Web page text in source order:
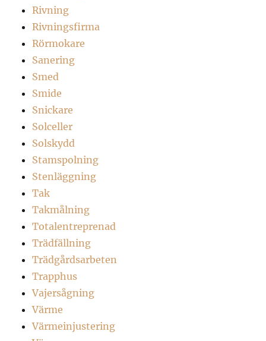
Rivning
Rivningsfirma
Rörmokare
Sanering
Smed
Smide
Snickare
Solceller
Solskydd
Stamspolning
Stenläggning
Tak
Takmålning
Totalentreprenad
Trädfällning
Trädgårdsarbeten
Trapphus
Vajersågning
Värme
Värmeinjustering